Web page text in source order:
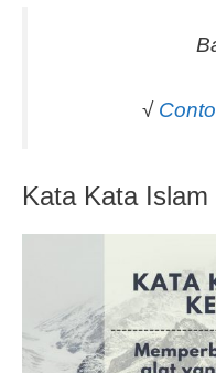
√
Kata Kata Islam